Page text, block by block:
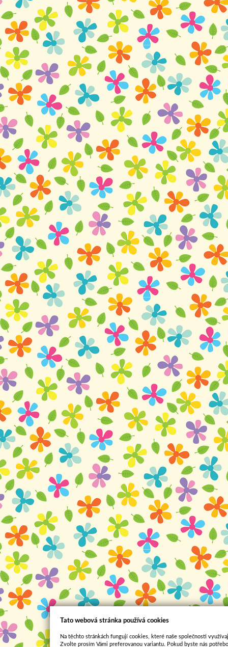
Tato webová stránka používá cookies
Na těchto stránkách fungují cookies, které naše společnosti
Zvolte prosím Vámi preferovanou variantu. Pokud byste nás